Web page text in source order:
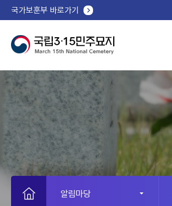
국가보훈부 바로가기
알림마당